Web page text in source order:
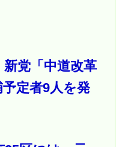
党「中道改革
定者9人を発